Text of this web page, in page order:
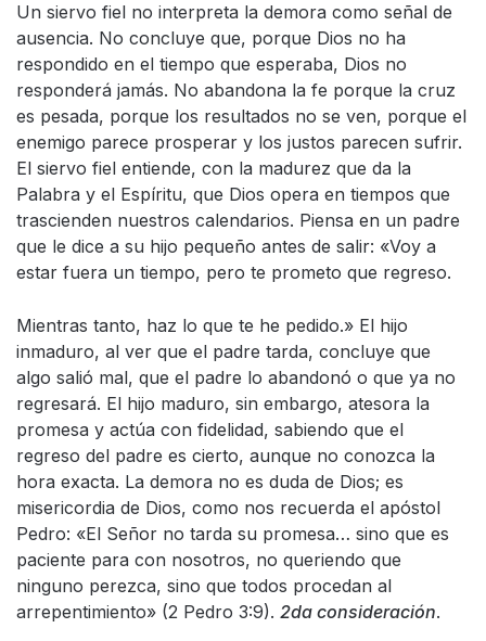
Un siervo fiel no interpreta la demora como señal de
ausencia. No concluye que, porque Dios no ha
respondido en el tiempo que esperaba, Dios no
responderá jamás. No abandona la fe porque la cruz
es pesada, porque los resultados no se ven, porque el
enemigo parece prosperar y los justos parecen sufrir.
El siervo fiel entiende, con la madurez que da la
Palabra y el Espíritu, que Dios opera en tiempos que
trascienden nuestros calendarios. Piensa en un padre
que le dice a su hijo pequeño antes de salir: «Voy a
estar fuera un tiempo, pero te prometo que regreso.
Mientras tanto, haz lo que te he pedido.» El hijo
inmaduro, al ver que el padre tarda, concluye que
algo salió mal, que el padre lo abandonó o que ya no
regresará. El hijo maduro, sin embargo, atesora la
promesa y actúa con fidelidad, sabiendo que el
regreso del padre es cierto, aunque no conozca la
hora exacta. La demora no es duda de Dios; es
misericordia de Dios, como nos recuerda el apóstol
Pedro: «El Señor no tarda su promesa… sino que es
paciente para con nosotros, no queriendo que
ninguno perezca, sino que todos procedan al
arrepentimiento» (2 Pedro 3:9). 2da consideración.